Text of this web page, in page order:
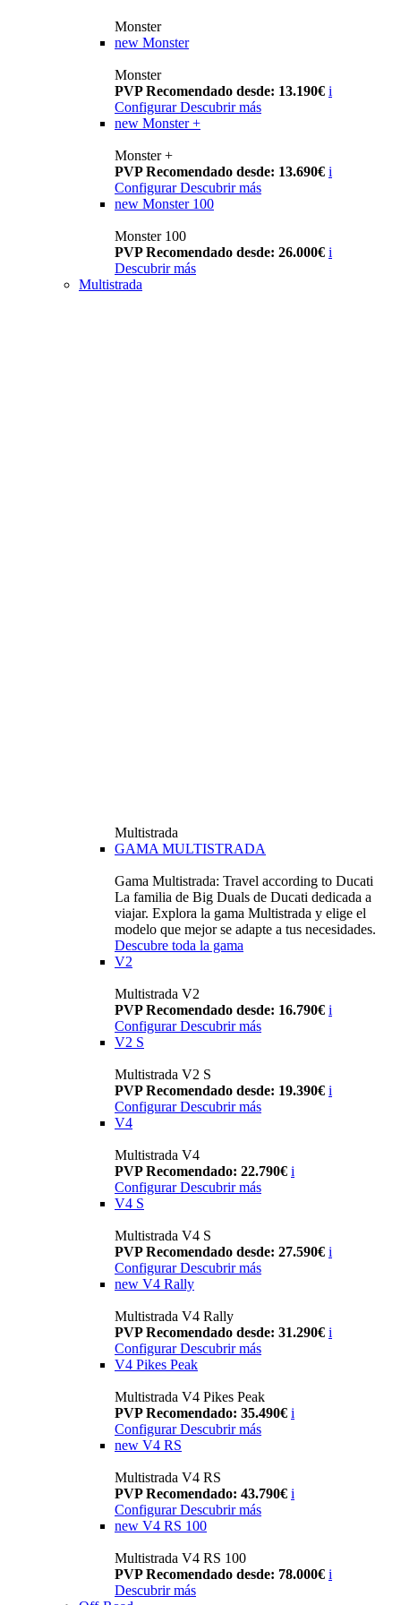
Monster
new Monster
Monster
PVP Recomendado desde: 13.190€ i
Configurar Descubrir más
new Monster +
Monster +
PVP Recomendado desde: 13.690€ i
Configurar Descubrir más
new Monster 100
Monster 100
PVP Recomendado desde: 26.000€ i
Descubrir más
Multistrada
Multistrada
GAMA MULTISTRADA
Gama Multistrada: Travel according to Ducati
La familia de Big Duals de Ducati dedicada a
viajar. Explora la gama Multistrada y elige el
modelo que mejor se adapte a tus necesidades.
Descubre toda la gama
V2
Multistrada V2
PVP Recomendado desde: 16.790€ i
Configurar Descubrir más
V2 S
Multistrada V2 S
PVP Recomendado desde: 19.390€ i
Configurar Descubrir más
V4
Multistrada V4
PVP Recomendado: 22.790€ i
Configurar Descubrir más
V4 S
Multistrada V4 S
PVP Recomendado desde: 27.590€ i
Configurar Descubrir más
new V4 Rally
Multistrada V4 Rally
PVP Recomendado desde: 31.290€ i
Configurar Descubrir más
V4 Pikes Peak
Multistrada V4 Pikes Peak
PVP Recomendado: 35.490€ i
Configurar Descubrir más
new V4 RS
Multistrada V4 RS
PVP Recomendado: 43.790€ i
ConfigurarDescubrir más
new V4 RS 100
Multistrada V4 RS 100
PVP Recomendado desde: 78.000€ i
Descubrir más